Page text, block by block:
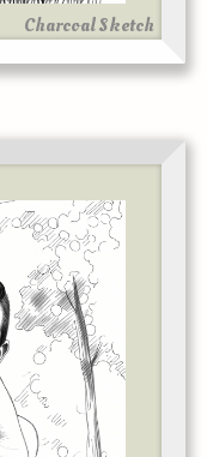
Charcoal Sketch